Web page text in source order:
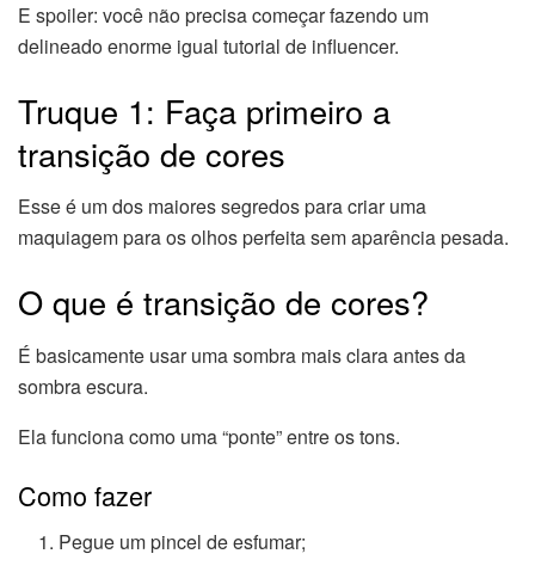
E spoiler: você não precisa começar fazendo um
delineado enorme igual tutorial de influencer.
Truque 1: Faça primeiro a
transição de cores
Esse é um dos maiores segredos para criar uma
maquiagem para os olhos perfeita sem aparência pesada.
O que é transição de cores?
É basicamente usar uma sombra mais clara antes da
sombra escura.
Ela funciona como uma “ponte” entre os tons.
Como fazer
Pegue um pincel de esfumar;